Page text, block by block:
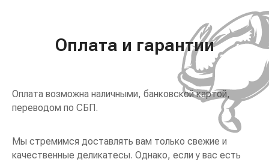
Оплата и гарантии
Оплата возможна наличными, банковской картой,
переводом по СБП.
Мы стремимся доставлять вам только свежие и
качественные деликатесы. Однако, если у вас есть